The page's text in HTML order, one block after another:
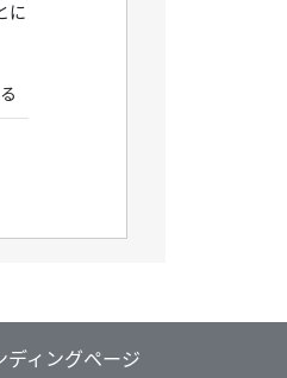
に
ディングページ